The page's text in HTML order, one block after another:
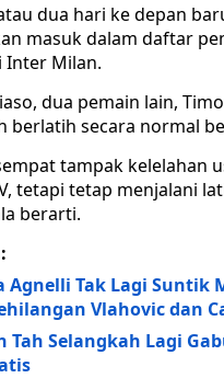
dua hari ke depan
masuk dalam daftar
Inter Milan.
dua pemain lain,
berlatih secara normal
tampak kelelahan
tetapi tetap menjalani
berarti.
Agnelli Tak Lagi Suntik
Vlahovic dan
Tah Selangkah Lagi